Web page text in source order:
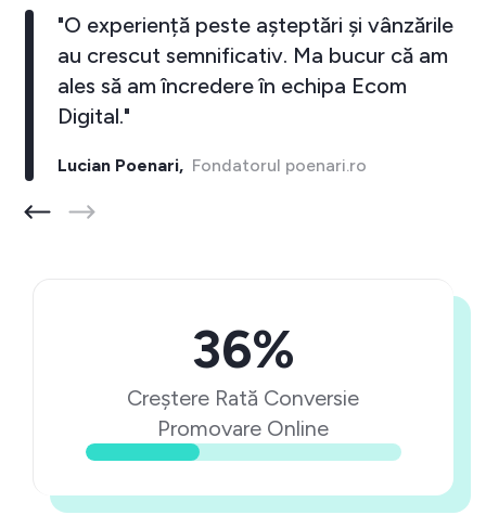
"O experiență peste așteptări și vânzările
au crescut semnificativ. Ma bucur că am
ales să am încredere în echipa Ecom
Digital."
Lucian Poenari,Fondatorul poenari.ro
36%
Creștere Rată Conversie
Promovare Online